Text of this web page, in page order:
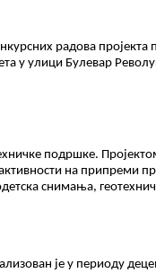
радова
у улици Булевар
подршке.
на припреми
снимања,
је у периоду